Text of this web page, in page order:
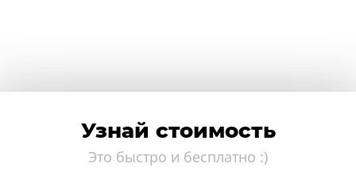
Узнай стоимость
Это быстро и бесплатно :)